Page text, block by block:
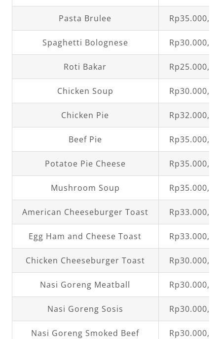
Pasta Brulee Rp35.000,00
Spaghetti Bolognese Rp30.000,00
Roti Bakar Rp25.000,00
Chicken Soup Rp30.000,00
Chicken Pie Rp32.000,00
Beef Pie Rp35.000,00
Potatoe Pie Cheese Rp35.000,00
Mushroom Soup Rp35.000,00
American Cheeseburger Toast Rp33.000,00
Egg Ham and Cheese Toast Rp33.000,00
Chicken Cheeseburger Toast Rp30.000,00
Nasi Goreng Meatball Rp30.000,00
Nasi Goreng Sosis Rp30.000,00
Nasi Goreng Smoked Beef Rp30.000,00